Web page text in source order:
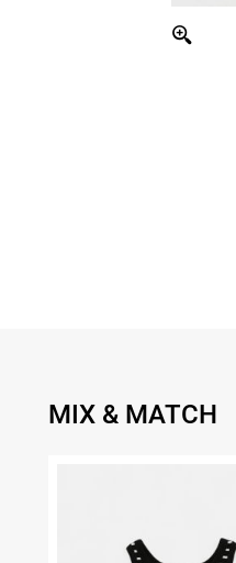
MIX & MATCH